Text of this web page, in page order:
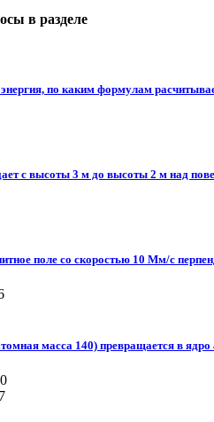
в разделе
по каким формулам
с высоты 3 м до высоты 2 м над
поле со скоростью 10 Мм/с
масса 140) превращается в